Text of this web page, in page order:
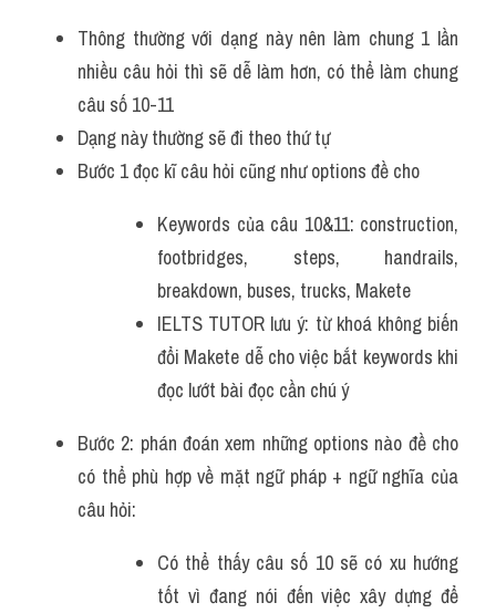
Thông thường với dạng này nên làm chung 1 lần
nhiều câu hỏi thì sẽ dễ làm hơn, có thể làm chung
câu số 10-11
Dạng này thường sẽ đi theo thứ tự
Bước 1 đọc kĩ câu hỏi cũng như options đề cho
Keywords của câu 10&11: construction,
footbridges, steps, handrails,
breakdown, buses, trucks, Makete
IELTS TUTOR lưu ý: từ khoá không biến
đổi Makete dễ cho việc bắt keywords khi
đọc lướt bài đọc cần chú ý
Bước 2: phán đoán xem những options nào đề cho
có thể phù hợp về mặt ngữ pháp + ngữ nghĩa của
câu hỏi:
Có thể thấy câu số 10 sẽ có xu hướng
tốt vì đang nói đến việc xây dựng để